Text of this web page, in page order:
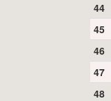
44
45
46
47
48